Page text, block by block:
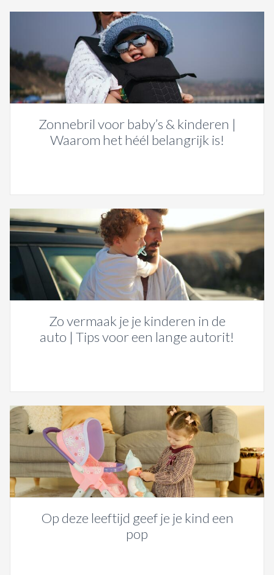
Zonnebril voor baby’s & kinderen |
Waarom het héél belangrijk is!
Zo vermaak je je kinderen in de
auto | Tips voor een lange autorit!
Op deze leeftijd geef je je kind een
pop